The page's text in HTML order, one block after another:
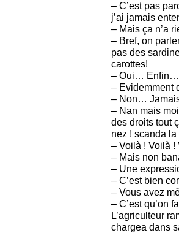
– C’est pas
j’ai jamais
– Mais ça n’a
– Bref, on
pas des
carottes!
– Oui… Enfin…
– Evidemment
– Non…
– Nan mais
des droits tout
nez ! scanda la
– Voilà ! Voilà !
– Mais non
– Une
– C’est bien
– Vous avez
– C’est qu’on
L’agriculteur
chargea dans